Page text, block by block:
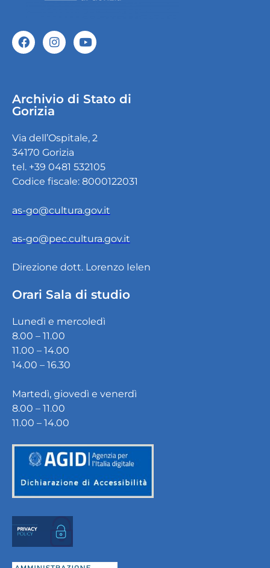
Archivio di Stato di
Gorizia
Via dell’Ospitale, 2
34170 Gorizia
tel. +39 0481 532105
Codice fiscale: 8000122031
as-go@cultura.gov.it
as-go@pec.cultura.gov.it
Direzione dott. Lorenzo Ielen
Orari Sala di studio
Lunedì e mercoledì
8.00 – 11.00
11.00 – 14.00
14.00 – 16.30
Martedì, giovedì e venerdì
8.00 – 11.00
11.00 – 14.00